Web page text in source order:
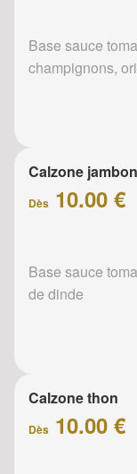
Base sauce
champignons,
Calzone
Dès 10.00 €
Base sauce
de dinde
Calzone thon
Dès 10.00 €